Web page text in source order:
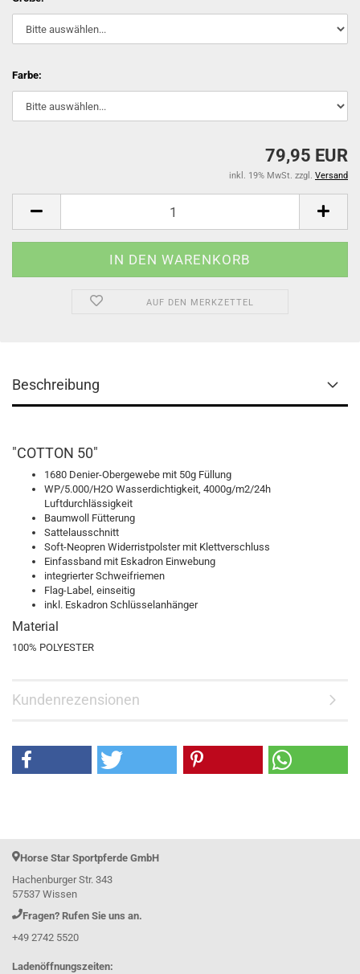
Farbe:
79,95 EUR
inkl. 19% MwSt. zzgl. Versand
AUF DEN MERKZETTEL
Beschreibung
"COTTON 50"
1680 Denier-Obergewebe mit 50g Füllung
WP/5.000/H2O Wasserdichtigkeit, 4000g/m2/24h
Luftdurchlässigkeit
Baumwoll Fütterung
Sattelausschnitt
Soft-Neopren Widerristpolster mit Klettverschluss
Einfassband mit Eskadron Einwebung
integrierter Schweifriemen
Flag-Label, einseitig
inkl. Eskadron Schlüsselanhänger
Material
100% POLYESTER
Kundenrezensionen
Horse Star Sportpferde GmbH
Hachenburger Str. 343
57537 Wissen
Fragen? Rufen Sie uns an.
+49 2742 5520
Ladenöffnungszeiten: